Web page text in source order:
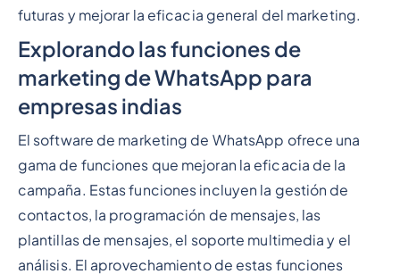
futuras y mejorar la eficacia general del marketing.
Explorando las funciones de
marketing de WhatsApp para
empresas indias
El software de marketing de WhatsApp ofrece una
gama de funciones que mejoran la eficacia de la
campaña. Estas funciones incluyen la gestión de
contactos, la programación de mensajes, las
plantillas de mensajes, el soporte multimedia y el
análisis. El aprovechamiento de estas funciones